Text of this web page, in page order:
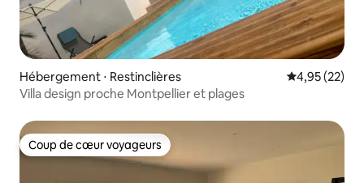
Hébergement ⋅ Restinclières Évaluation
4,95 (22)
Villa design proche Montpellier et plages
Coup de cœur voyageurs
Coup de cœur voyageurs